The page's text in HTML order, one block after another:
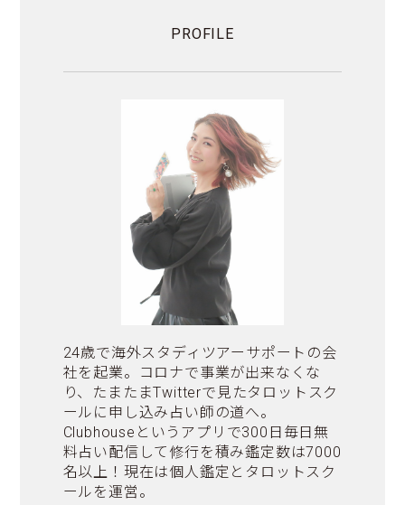
PROFILE
24歳で海外スタディツアーサポートの会
社を起業。コロナで事業が出来なくな
り、たまたまTwitterで見たタロットスク
ールに申し込み占い師の道へ。
Clubhouseというアプリで300日毎日無
料占い配信して修行を積み鑑定数は7000
名以上！現在は個人鑑定とタロットスク
ールを運営。